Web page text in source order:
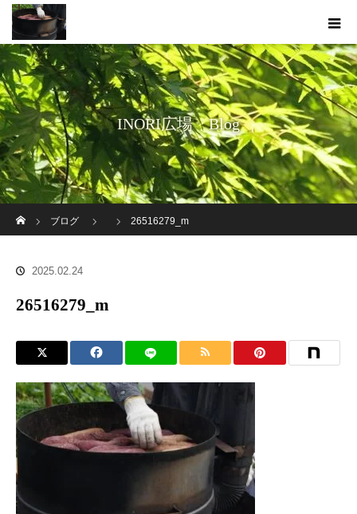
INORI広場 Blog
ブログ
26516279_m
2025.02.24
26516279_m